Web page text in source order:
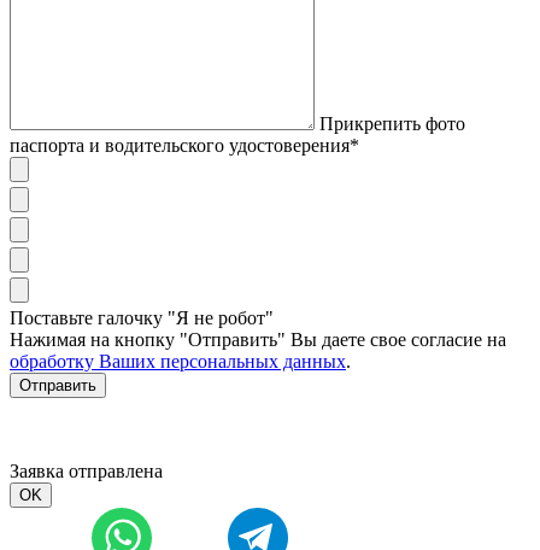
Прикрепить фото
паспорта и водительского удостоверения*
Поставьте галочку "Я не робот"
Нажимая на кнопку "Отправить" Вы даете свое согласие на
обработку Ваших персональных данных.
Отправить
Заявка отправлена
OK